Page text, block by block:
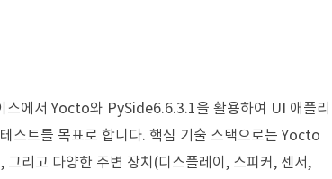
에서 Yocto와 PySide6.6.3.1을 활용하여 UI 애플리
스트를 목표로 합니다. 핵심 기술 스택으로는 Yocto
리고 다양한 주변 장치(디스플레이, 스피커, 센서,